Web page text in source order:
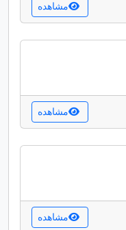
مشاهده
مشاهده
مشاهده